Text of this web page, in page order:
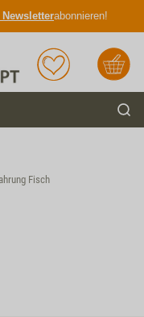
Newsletterabonnieren!
Merkliste Warenkorb
Fisch